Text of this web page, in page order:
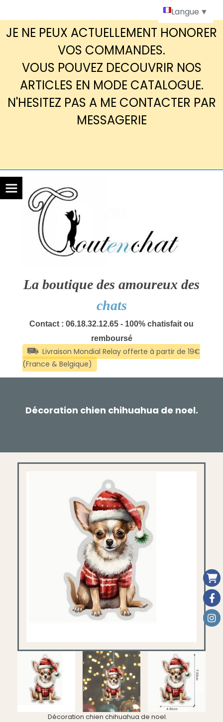
JE NE PEUX ACTUELLEMENT HONORER
VOS COMMANDES.
VOUS POUVEZ DECOUVRIR NOS
ARTICLES EN MODE CATALOGUE.
N'HESITEZ PAS A ME CONTACTER PAR
MESSAGERIE
La boutique des amoureux des
chats
Contact : 06.18.32.12.65 - 100% chatisfait ou
remboursé
Décoration chien chihuahua de noel.
Décoration chien chihuahua de noel.
Langue ▼